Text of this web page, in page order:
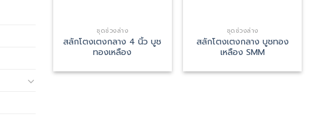
ชุดช่วงล่าง
สลักโตงเตงกลาง 4 นิ้ว บูช
ทองเหลือง
ชุดช่วงล่าง
สลักโตงเตงกลาง บูชทอง
เหลือง SMM